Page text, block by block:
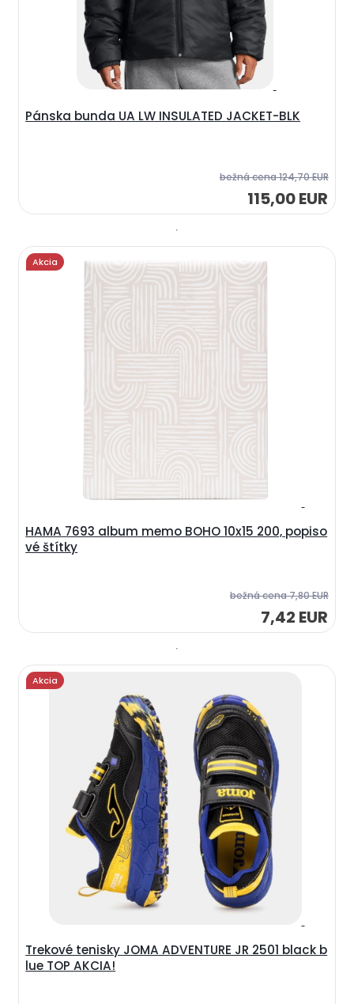
Pánska bunda UA LW INSULATED JACKET-BLK
bežná cena124,70 EUR
115,00 EUR
HAMA 7693 album memo BOHO 10x15 200, popiso
vé štítky
bežná cena7,80 EUR
7,42 EUR
Akcia
Trekové tenisky JOMA ADVENTURE JR 2501 black b
lue TOP AKCIA!
Akcia